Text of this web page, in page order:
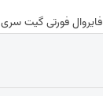
فایروال فورتی گیت سری F